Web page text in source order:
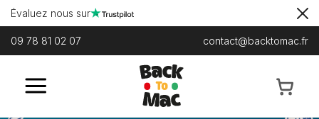
Évaluez nous sur
09 78 81 02 07 contact@backtomac.fr